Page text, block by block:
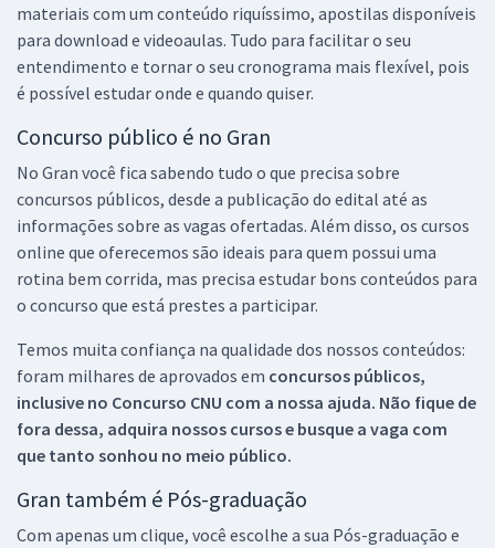
materiais com um conteúdo riquíssimo, apostilas disponíveis
para download e videoaulas. Tudo para facilitar o seu
entendimento e tornar o seu cronograma mais flexível, pois
é possível estudar onde e quando quiser.
Concurso público é no Gran
No Gran você fica sabendo tudo o que precisa sobre
concursos públicos, desde a publicação do edital até as
informações sobre as vagas ofertadas. Além disso, os cursos
online que oferecemos são ideais para quem possui uma
rotina bem corrida, mas precisa estudar bons conteúdos para
o concurso que está prestes a participar.
Temos muita confiança na qualidade dos nossos conteúdos:
foram milhares de aprovados em concursos públicos,
inclusive no Concurso CNU com a nossa ajuda. Não fique de
fora dessa, adquira nossos cursos e busque a vaga com
que tanto sonhou no meio público.
Gran também é Pós-graduação
Com apenas um clique, você escolhe a sua Pós-graduação e